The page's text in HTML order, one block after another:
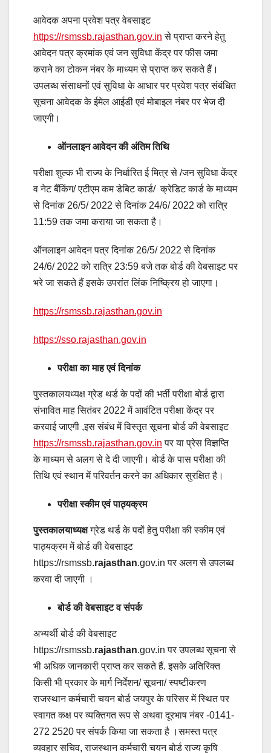
आवेदक अपना प्रवेश पत्र वेबसाइट
https://rsmssb.rajasthan.gov.in से प्राप्त करने हेतु
आवेदन पत्र क्रमांक एवं जन सुविधा केंद्र पर फीस जमा
कराने का टोकन नंबर के माध्यम से प्राप्त कर सकते हैं।
उपलब्ध संसाधनों एवं सुविधा के आधार पर प्रवेश पत्र संबंधित
सूचना आवेदक के ईमेल आईडी एवं मोबाइल नंबर पर भेज दी
जाएगी।
ऑनलाइन आवेदन की अंतिम तिथि
परीक्षा शुल्क भी राज्य के निर्धारित ई मित्र से /जन सुविधा केंद्र
व नेट बैंकिंग/ एटीएम कम डेबिट कार्ड/ क्रेडिट कार्ड के माध्यम
से दिनांक 26/5/ 2022 से दिनांक 24/6/ 2022 को रात्रि
11:59 तक जमा कराया जा सकता है।
ऑनलाइन आवेदन पत्र दिनांक 26/5/ 2022 से दिनांक
24/6/ 2022 को रात्रि 23:59 बजे तक बोर्ड की वेबसाइट पर
भरे जा सकते हैं इसके उपरांत लिंक निष्क्रिय हो जाएगा।
https://rsmssb.rajasthan.gov.in
https://sso.rajasthan.gov.in
परीक्षा का माह एवं दिनांक
पुस्तकालयध्यक्ष ग्रेड थर्ड के पदों की भर्ती परीक्षा बोर्ड द्वारा
संभावित माह सितंबर 2022 में आवंटित परीक्षा केंद्र पर
करवाई जाएगी ,इस संबंध में विस्तृत सूचना बोर्ड की वेबसाइट
https://rsmssb.rajasthan.gov.in पर या प्रेस विज्ञप्ति
के माध्यम से अलग से दे दी जाएगी। बोर्ड के पास परीक्षा की
तिथि एवं स्थान में परिवर्तन करने का अधिकार सुरक्षित है।
परीक्षा स्कीम एवं पाठ्यक्रम
पुस्तकालयाध्यक्षग्रेड थर्ड के पदों हेतु परीक्षा की स्कीम एवं
पाठ्यक्रम में बोर्ड की वेबसाइट
https://rsmssb.rajasthan.gov.in पर अलग से उपलब्ध
करवा दी जाएगी ।
बोर्ड की वेबसाइट व संपर्क
अभ्यर्थी बोर्ड की वेबसाइट
https://rsmssb.rajasthan.gov.in पर उपलब्ध सूचना से
भी अधिक जानकारी प्राप्त कर सकते हैं. इसके अतिरिक्त
किसी भी प्रकार के मार्ग निर्देशन/ सूचना/ स्पष्टीकरण
राजस्थान कर्मचारी चयन बोर्ड जयपुर के परिसर में स्थित पर
स्वागत कक्ष पर व्यक्तिगत रूप से अथवा दूरभाष नंबर -0141-
272 2520 पर संपर्क किया जा सकता है ।समस्त पत्र
व्यवहार सचिव, राजस्थान कर्मचारी चयन बोर्ड राज्य कृषि